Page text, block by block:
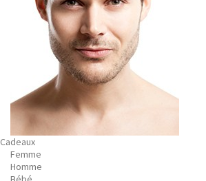
Cadeaux
Femme
Homme